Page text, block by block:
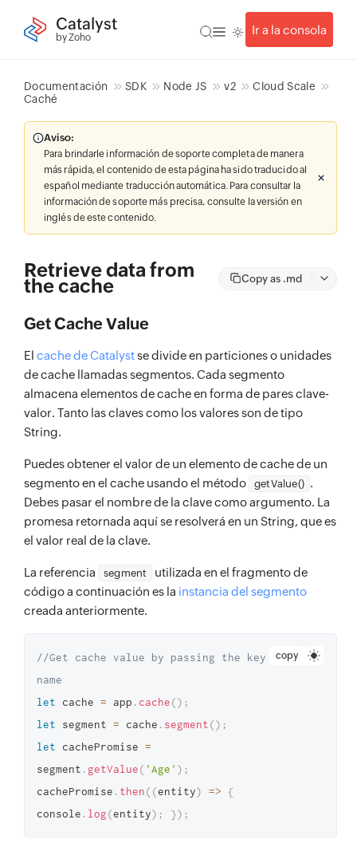
Catalyst
by Zoho
Ir a la consola
Documentación SDK Node JS v2
Cloud Scale
Caché
Aviso:
Para brindarle información de soporte completa de manera
más rápida, el contenido de esta página ha sido traducido al
español mediante traducción automática. Para consultar la
información de soporte más precisa, consulte la versión en
inglés de este contenido.
Retrieve data from
the cache Copy as .md
Get Cache Value
El cache de Catalystse divide en particiones o unidades
de cache llamadas segmentos. Cada segmento
almacena elementos de cache en forma de pares clave-
valor. Tanto las claves como los valores son de tipo
String.
Puedes obtener el valor de un elemento de cache de un
segmento en el cache usando el método
getValue() .
Debes pasar el nombre de la clave como argumento. La
promesa retornada aquí se resolverá en un String, que es
el valor real de la clave.
La referencia segment
utilizada en el fragmento de
código a continuación es la instancia del segmento
creada anteriormente.
copy
//Get cache value by passing the key
name
let cache = app . cache() ;
let segment = cache . segment() ;
let cachePromise =
segment . getValue( 'Age' ) ;
cachePromise . then( (entity) =>
{
console . log(entity) ; }) ;